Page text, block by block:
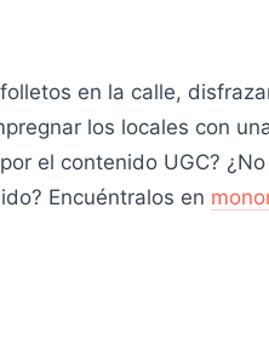
en la calle,
los locales con
el contenido UGC?
Encuéntralos en